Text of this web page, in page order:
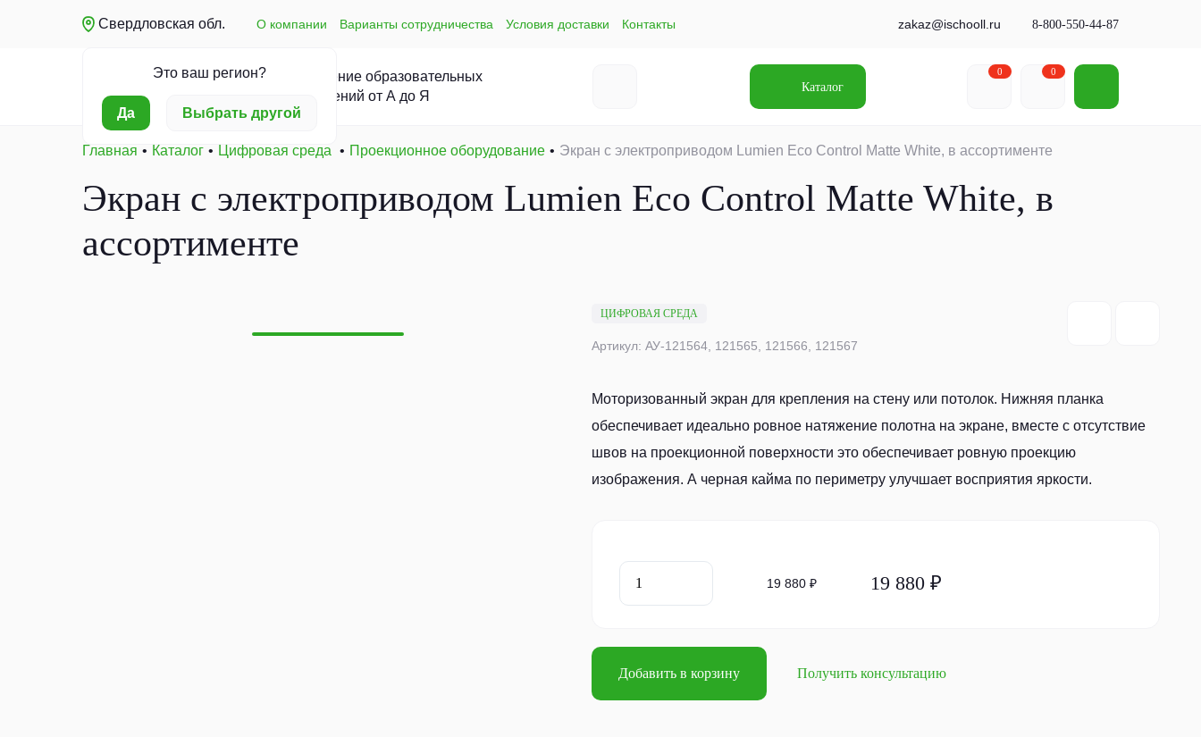
Свердловская обл.
Это ваш регион?
Да Выбрать другой
О компании Варианты сотрудничества Условия доставки Контакты zakaz@ischooll.ru 8-800-550-44-87
Оснащение образовательных
учреждений от А до Я
Каталог
0 0
Главная Каталог Цифровая среда Проекционное оборудование Экран с электроприводом Lumien Eco Control Matte White, в ассортименте
Экран с электроприводом Lumien Eco Control Matte White, в
ассортименте
ЦИФРОВАЯ СРЕДА
Артикул: АУ-121564, 121565, 121566, 121567
Моторизованный экран для крепления на стену или потолок. Нижняя планка
обеспечивает идеально ровное натяжение полотна на экране, вместе с отсутствие
швов на проекционной поверхности это обеспечивает ровную проекцию
изображения. А черная кайма по периметру улучшает восприятия яркости.
19 880 ₽ 19 880 ₽
Добавить в корзину Получить консультацию